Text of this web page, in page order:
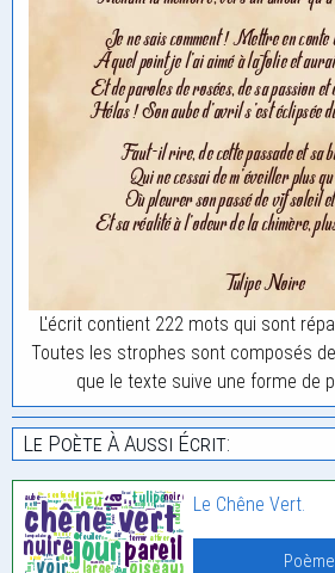
L'écrit contient 222 mots qui sont
Toutes les strophes sont composés
que le texte suive une forme de
Le Poète À Aussi Écrit:
Le Chêne Vert.